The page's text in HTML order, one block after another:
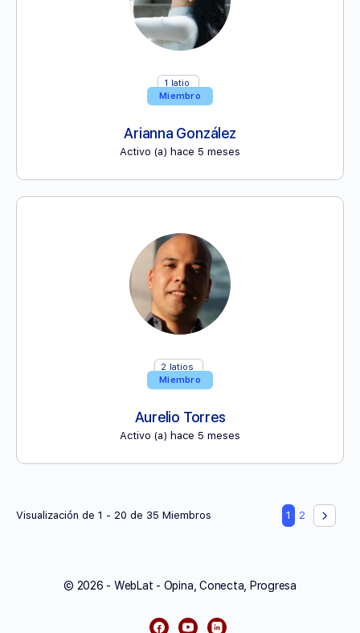
1 latio
Miembro
Arianna González
Activo (a) hace 5 meses
2 latios
Miembro
Aurelio Torres
Activo (a) hace 5 meses
Visualización de 1 - 20 de 35 Miembros 1 2
© 2026 - WebLat - Opina, Conecta, Progresa